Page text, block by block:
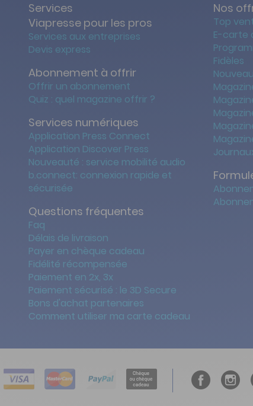
Services
Viapresse pour les pros
Services aux entreprises
Devis express
Abonnement à offrir
Offrir un abonnement
Quiz : quel magazine offrir ?
Services numériques
Application Press Connect
Application Discover Press
Nouveauté : service mobilité audio
b.connect: connexion rapide et
sécurisée
Questions fréquentes
Faq
Délais de livraison
Payer en chèque cadeau
Fidélité récompensée
Paiement en 2x, 3x
Paiement sécurisé : le 3D Secure
Bons d'achat partenaires
Comment utiliser ma carte cadeau
Nos
Top
E-carte
Fidèles